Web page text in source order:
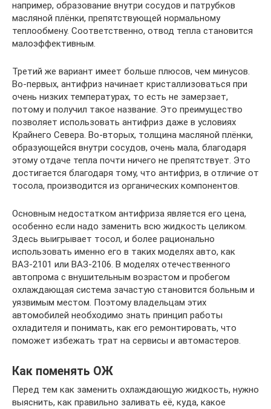
например, образование внутри сосудов и патрубков
масляной плёнки, препятствующей нормальному
теплообмену. Соответственно, отвод тепла становится
малоэффективным.
Третий же вариант имеет больше плюсов, чем минусов.
Во-первых, антифриз начинает кристаллизоваться при
очень низких температурах, то есть не замерзает,
потому и получил такое название. Это преимущество
позволяет использовать антифриз даже в условиях
Крайнего Севера. Во-вторых, толщина масляной плёнки,
образующейся внутри сосудов, очень мала, благодаря
этому отдаче тепла почти ничего не препятствует. Это
достигается благодаря тому, что антифриз, в отличие от
тосола, производится из органических компонентов.
Основным недостатком антифриза является его цена,
особенно если надо заменить всю жидкость целиком.
Здесь выигрывает тосол, и более рационально
использовать именно его в таких моделях авто, как
ВАЗ-2101 или ВАЗ-2106. В моделях отечественного
автопрома с внушительным возрастом и пробегом
охлаждающая система зачастую становится больным и
уязвимым местом. Поэтому владельцам этих
автомобилей необходимо знать принцип работы
охладителя и понимать, как его ремонтировать, что
поможет избежать трат на сервисы и автомастеров.
Как поменять ОЖ
Перед тем как заменить охлаждающую жидкость, нужно
выяснить, как правильно заливать её, куда, какое